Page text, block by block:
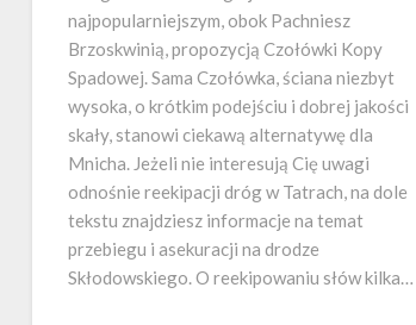
najpopularniejszym, obok Pachniesz
Brzoskwinią, propozycją Czołówki Kopy
Spadowej. Sama Czołówka, ściana niezbyt
wysoka, o krótkim podejściu i dobrej jakości
skały, stanowi ciekawą alternatywę dla
Mnicha. Jeżeli nie interesują Cię uwagi
odnośnie reekipacji dróg w Tatrach, na dole
tekstu znajdziesz informacje na temat
przebiegu i asekuracji na drodze
Skłodowskiego. O reekipowaniu słów kilka…